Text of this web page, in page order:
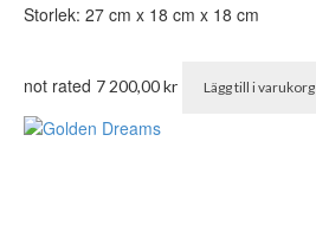
Storlek: 27 cm x 18 cm x 18 cm
not rated 7 200,00kr Lägg till i varukorg